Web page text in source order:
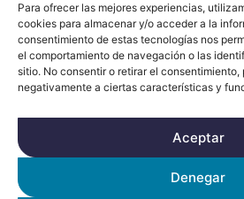
Para ofrecer las mejores experiencias,
cookies para almacenar y/o acceder a la
consentimiento de estas tecnologías nos
el comportamiento de navegación o las
sitio. No consentir o retirar el consentimiento,
negativamente a ciertas características y
Aceptar
Denegar